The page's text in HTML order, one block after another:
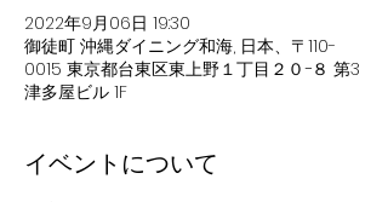
2022年9月06日 19:30
御徒町 沖縄ダイニング和海, 日本、〒110-
0015 東京都台東区東上野１丁目２０−８ 第3
津多屋ビル 1F
イベントについて